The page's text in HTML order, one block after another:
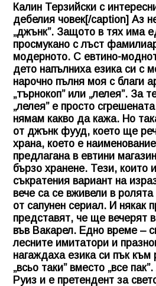
Калин Терзийски с
дебелия човек[/caption] Аз
„джънк”. Защото в тях има
просмукано с лъст
модерното. С евтино-
дето напълниха езика си с
нарочно пълня моя с благи
„търнокоп” или „лелея”. За
„лелея” е просто
нямам какво да кажа. Но
от джънк фууд, което ще
храна, което е
предлагана в евтини
бързо хранене. Тези, които
съкратения вариант на
вече са се вживели в
от сапунен сериал. И някак
представят, че ще вечерят
във Вакарел. Едно време –
лесните имитатори и
нагаждаха езика си пък към
„всьо таки” вместо „все
Руиз и е претендент за